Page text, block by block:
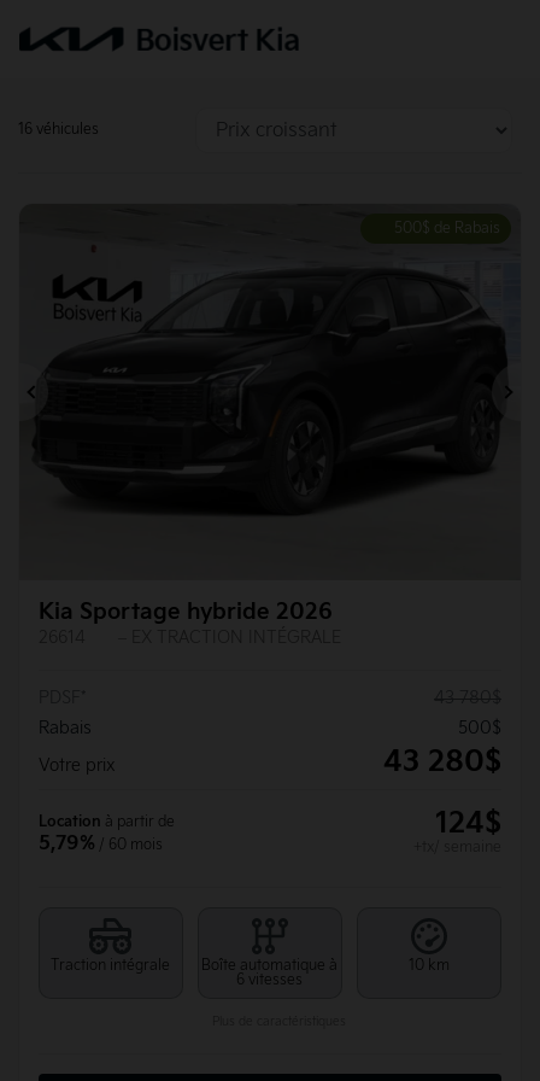
16 véhicules
500$ de Rabais
Kia Sportage hybride 2026
Rabais
500$
Votre prix
43 280$
Location à partir de
5,79% / 60 mois
124$
Traction intégrale
Boîte automatique à
6 vitesses
10 km